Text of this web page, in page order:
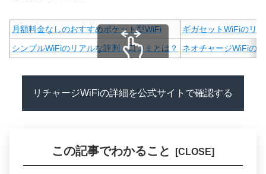
月額料金なしのおすすめポケット型WiFi
ギガセットWiFiのリ
シンプルWiFiのリアルな評判・口コミとは？
ネオチャージWiFiの
リチャージWiFiの詳細を公式サイトで確認する
この記事でわかること